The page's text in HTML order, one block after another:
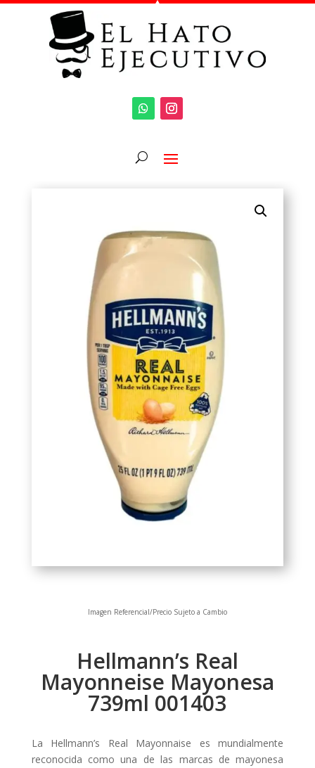
Imagen Referencial/Precio Sujeto a Cambio
Hellmann’s Real
Mayonneise Mayonesa
739ml 001403
La Hellmann’s Real Mayonnaise es mundialmente
reconocida como una de las marcas de mayonesa